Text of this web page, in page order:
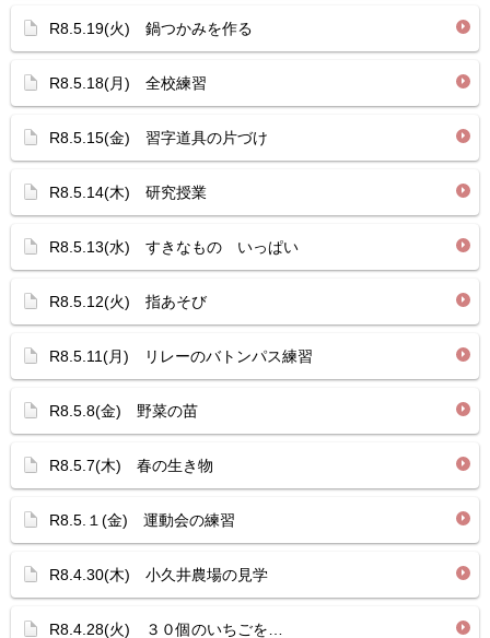
R8.5.19(火) 鍋つかみを作る
R8.5.18(月) 全校練習
R8.5.15(金) 習字道具の片づけ
R8.5.14(木) 研究授業
R8.5.13(水) すきなもの いっぱい
R8.5.12(火) 指あそび
R8.5.11(月) リレーのバトンパス練習
R8.5.8(金) 野菜の苗
R8.5.7(木) 春の生き物
R8.5.１(金) 運動会の練習
R8.4.30(木) 小久井農場の見学
R8.4.28(火) ３０個のいちごを…